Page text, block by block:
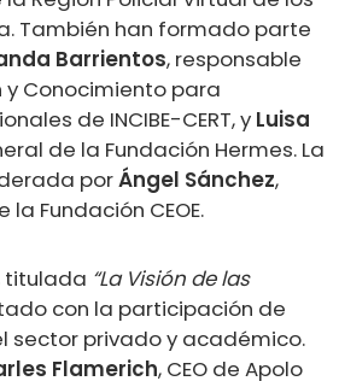
También han formado parte
Barrientos, responsable
Conocimiento para
de INCIBE-CERT, y Luisa
de la Fundación Hermes. La
porÁngel Sánchez,
Fundación CEOE.
titulada “La Visión de las
con la participación de
sector privado y académico.
Flamerich, CEO de Apolo